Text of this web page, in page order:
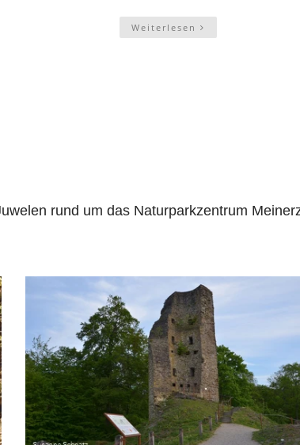
Weiterlesen
rund um das Naturparkzentrum